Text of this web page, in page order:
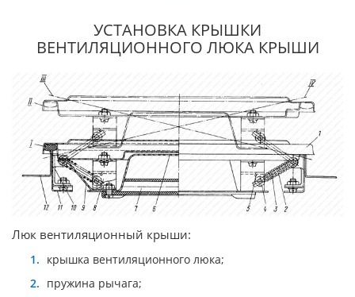
УСТАНОВКА КРЫШКИ
ВЕНТИЛЯЦИОННОГО ЛЮКА КРЫШИ
Люк вентиляционный крыши:
крышка вентиляционного люка;
пружина рычага;